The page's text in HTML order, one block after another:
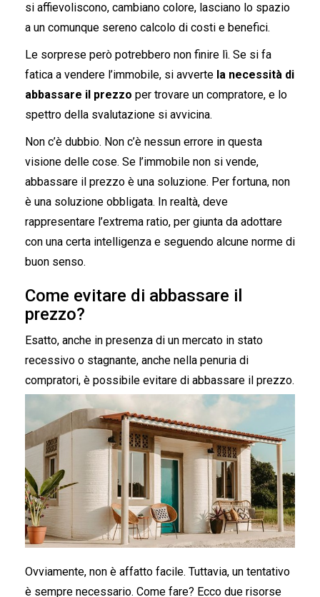
si affievoliscono, cambiano colore, lasciano lo spazio
a un comunque sereno calcolo di costi e benefici.
Le sorprese però potrebbero non finire lì. Se si fa
fatica a vendere l’immobile, si avverte la necessità di
abbassare il prezzo per trovare un compratore, e lo
spettro della svalutazione si avvicina.
Non c’è dubbio. Non c’è nessun errore in questa
visione delle cose. Se l’immobile non si vende,
abbassare il prezzo è una soluzione. Per fortuna, non
è una soluzione obbligata. In realtà, deve
rappresentare l’extrema ratio, per giunta da adottare
con una certa intelligenza e seguendo alcune norme di
buon senso.
Come evitare di abbassare il
prezzo?
Esatto, anche in presenza di un mercato in stato
recessivo o stagnante, anche nella penuria di
compratori, è possibile evitare di abbassare il prezzo.
Ovviamente, non è affatto facile. Tuttavia, un tentativo
è sempre necessario. Come fare? Ecco due risorse